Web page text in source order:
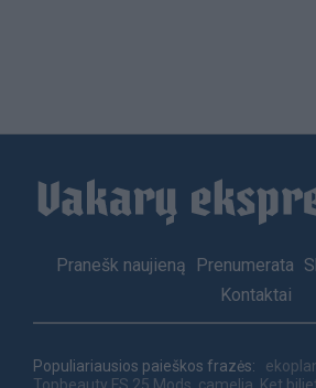
Footer
Pranešk naujieną Prenumerata
Kontaktai
Populiariausios paieškos frazės: